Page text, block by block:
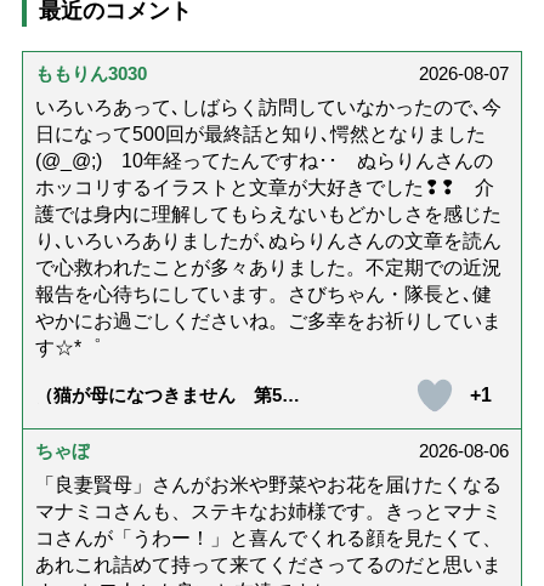
最近のコメント
ももりん3030
2026-08-07
いろいろあって､しばらく訪問していなかったので､今
日になって500回が最終話と知り､愕然となりました
(@_@;) 10年経ってたんですね･･ ぬらりんさんの
ホッコリするイラストと文章が大好きでした❢❢ 介
護では身内に理解してもらえないもどかしさを感じた
り､いろいろありましたが､ぬらりんさんの文章を読ん
で心救われたことが多々ありました。不定期での近況
報告を心待ちにしています。さびちゃん・隊長と､健
やかにお過ごしくださいね。ご多幸をお祈りしていま
す☆*゜
（猫が母になつきません 第500
+1
ちゃぼ
2026-08-06
「良妻賢母」さんがお米や野菜やお花を届けたくなる
マナミコさんも、ステキなお姉様です。きっとマナミ
コさんが「うわー！」と喜んでくれる顔を見たくて、
あれこれ詰めて持って来てくださってるのだと思いま